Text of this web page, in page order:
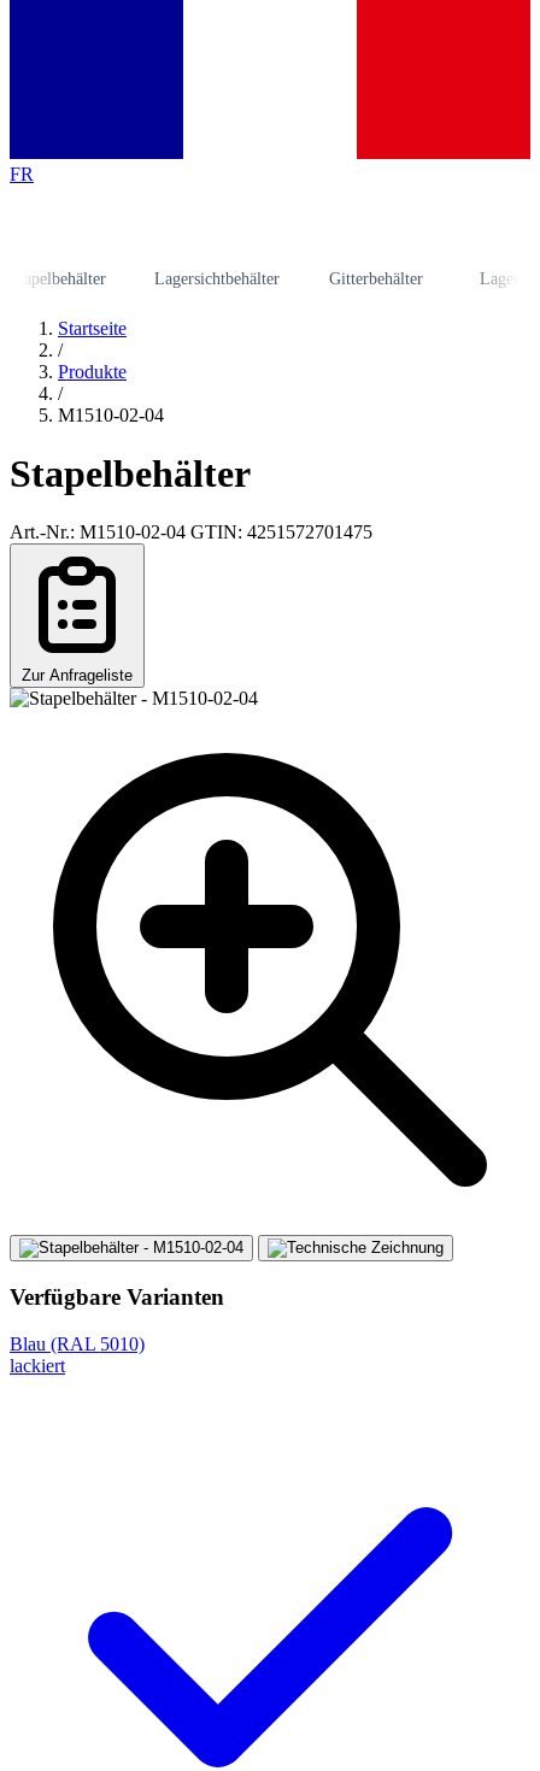
FR
Lagersichtbehälter Gitterbehälter Lagergestell
Startseite
/
Produkte
/
M1510-02-04
Stapelbehälter
Art.-Nr.: M1510-02-04 GTIN: 4251572701475
Zur Anfrageliste
Verfügbare Varianten
Blau (RAL 5010)
lackiert